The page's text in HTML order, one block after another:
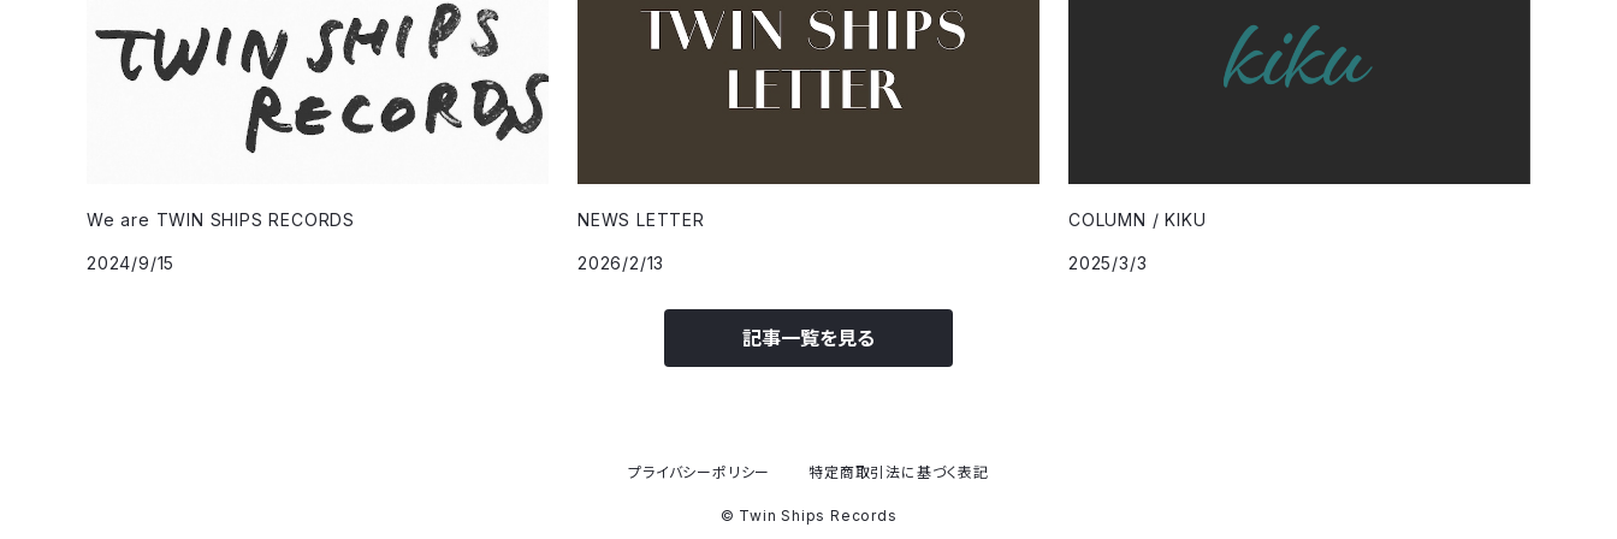
We are TWIN SHIPS RECORDS
2024/9/15
NEWS LETTER
2026/2/13
COLUMN / KIKU
2025/3/3
記事一覧を見る
プライバシーポリシー 特定商取引法に基づく表記
© Twin Ships Records